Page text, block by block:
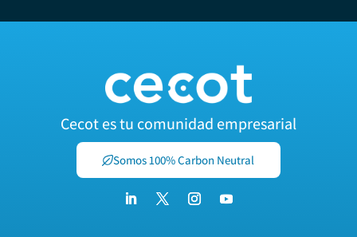
Cecot es tu comunidad empresarial
Somos 100% Carbon Neutral